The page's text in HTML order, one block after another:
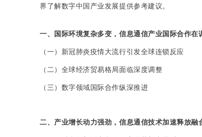
界了解数字中国产业发展提供参考建议。
一、国际环境复杂多变，信息通信产业国际合作在
（一）新冠肺炎疫情大流行引发全球连锁反应
（二）全球经济贸易格局面临深度调整
（三）数字领域国际合作纵深推进
二、产业增长动力强劲，信息通信技术加速释放融